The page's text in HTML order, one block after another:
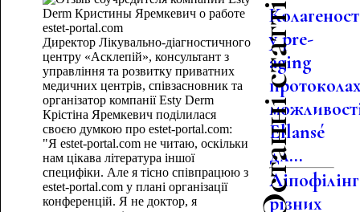
Директор Лікувально-діагностичного
центру «Асклепій», консультант з
управління та розвитку приватних
медичних центрів, співзасновник та
організатор компанії Esty Derm
Крістіна Яремкевич поділилася
своєю думкою про estet-portal.com:
"Я estet-portal.com не читаю, оскільки
нам цікава література іншої
специфіки. Але я тісно співпрацюю з
estet-portal.com у плані організації
конференцій. Я не доктор, я
Останні статті
у pre-
aging
Ellansé
дл...
Ліпофілінг
різних